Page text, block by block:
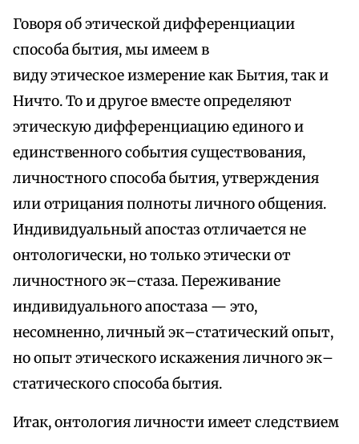
Говоря об этической дифференциации
способа бытия, мы имеем в
виду этическое измерение как Бытия, так и
Ничто. То и другое вместе определяют
этическую дифференциацию единого и
единственного события существования,
личностного способа бытия, утверждения
или отрицания полноты личного общения.
Индивидуальный апостаз отличается не
онтологически, но только этически от
личностного эк–стаза. Переживание
индивидуального апостаза — это,
несомненно, личный эк–статический опыт,
но опыт этического искажения личного эк–
статического способа бытия.
Итак, онтология личности имеет следствием